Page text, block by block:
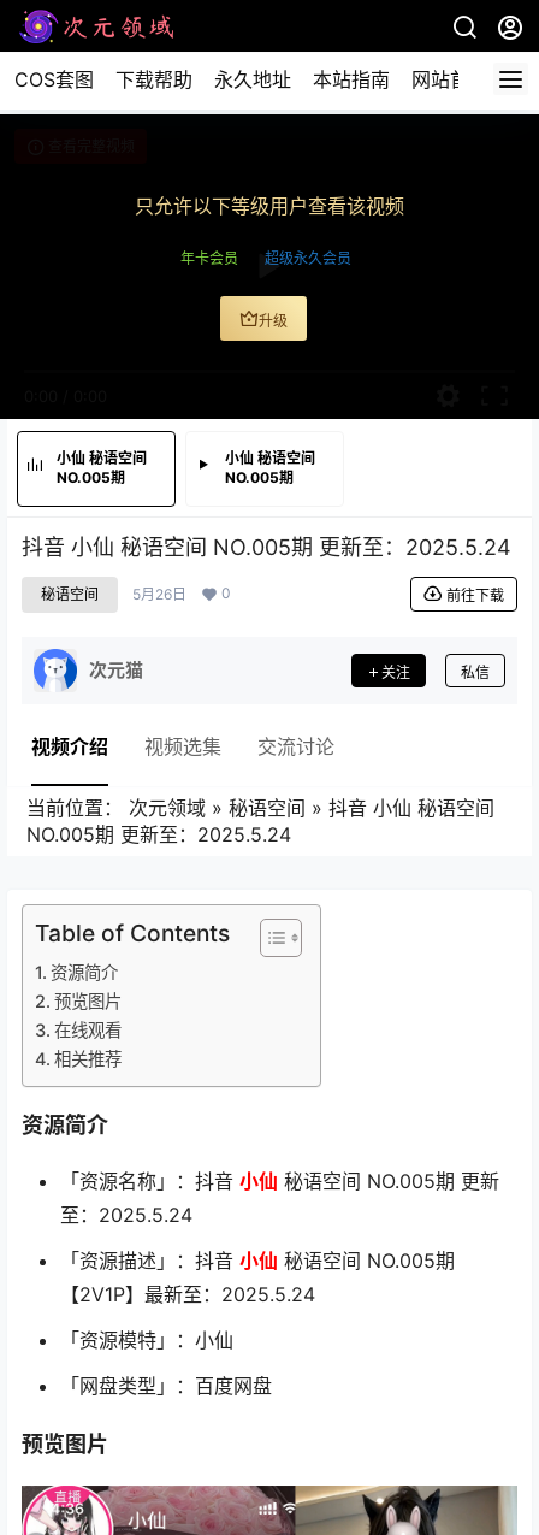
COS套图 下载帮助 永久地址 本站指南 网站首页
只允许以下等级用户查看该视频
年卡会员 超级永久会员
升级
小仙 秘语空间
NO.005期
小仙 秘语空间
NO.005期
抖音 小仙 秘语空间 NO.005期 更新至：2025.5.24
秘语空间 5月26日 0 前往下载
次元猫 关注 私信
视频介绍 视频选集 交流讨论
当前位置： 次元领域 » 秘语空间 » 抖音 小仙 秘语空间
NO.005期 更新至：2025.5.24
Table of Contents
资源简介
预览图片
在线观看
相关推荐
资源简介
「资源名称」：抖音 小仙 秘语空间 NO.005期 更新
至：2025.5.24
「资源描述」：抖音 小仙 秘语空间 NO.005期
【2V1P】最新至：2025.5.24
「资源模特」：小仙
「网盘类型」：百度网盘
预览图片